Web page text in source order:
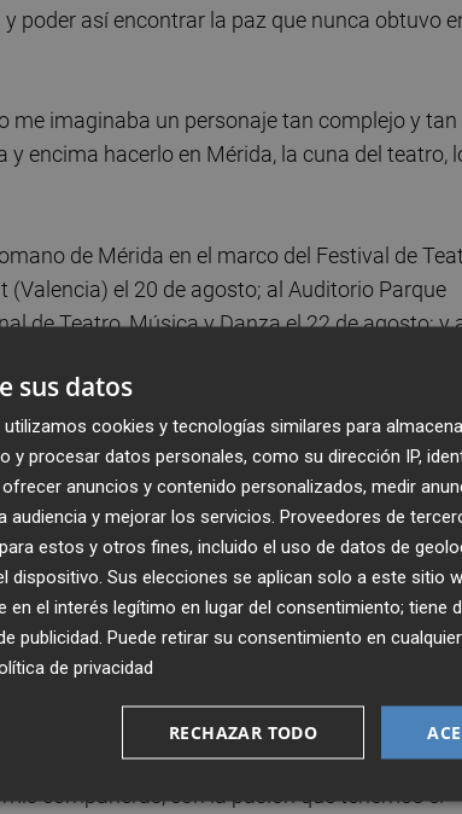
poder así encontrar la paz que nunca obtuvo
me imaginaba un personaje tan complejo y tan
encima hacerlo en Mérida, la cuna del teatro,
de Mérida en el marco del Festival de
el 20 de agosto; al Auditorio Parque
de Teatro, Música y Danza el 22 de agosto; y
Castillo de Niebla el 29 de agosto.
Grecolatino 'Sexi Firmun Lulium' el 5 de
Martos (Jaén) el 13 de septiembre; al Teatro
Teatro Isabel La Católica de Granada el 15, 16
que hay más fechas por anunciar.
en los que los espectadores se van a
experiencia de hacer teatro le "fascinó" hace
y sus proyectos le "separaron" de este
porque "se quedó embarazada".
muy contenta con mis hombres --sus
compañeras, con la pasión que tenemos el
sus datos
cookies y tecnologías similares para
y procesar datos personales, como su dirección IP,
anuncios y contenido personalizados, medir
y mejorar los servicios. Proveedores de
estos y otros fines, incluido el uso de datos de
dispositivo. Sus elecciones se aplican solo a este sitio
en el interés legítimo en lugar del consentimiento; tiene
publicidad . Puede retirar su consentimiento en
de privacidad
RECHAZAR TODO